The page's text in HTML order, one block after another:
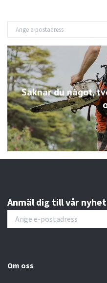
Saknar du något,
Anmäl dig till vår
Om oss